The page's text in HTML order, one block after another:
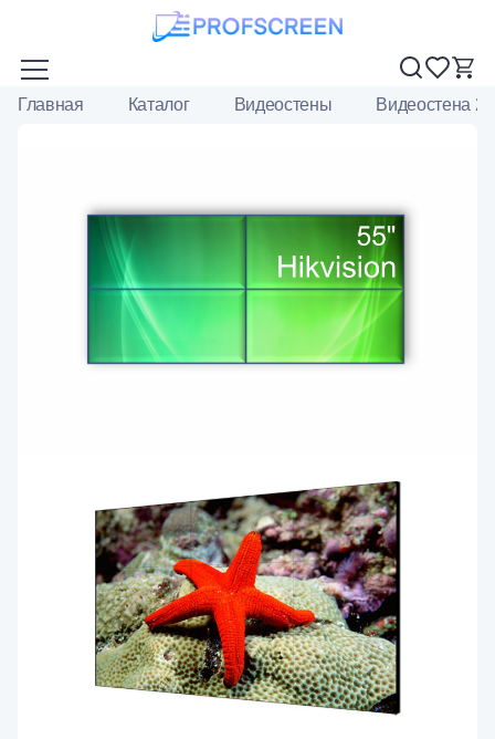
Главная Каталог Видеостены Видеостена